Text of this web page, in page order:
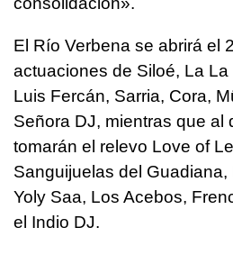
El Río Verbena se abrirá el
actuaciones de Siloé, La
Luis Fercán, Sarria, Cora,
Señora DJ, mientras que al
tomarán el relevo Love of
Sanguijuelas del
Yoly Saa, Los Acebos,
el Indio DJ.